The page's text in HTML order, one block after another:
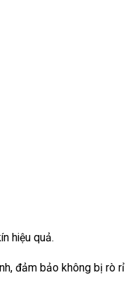
hiệu quả.
đảm bảo không bị rò